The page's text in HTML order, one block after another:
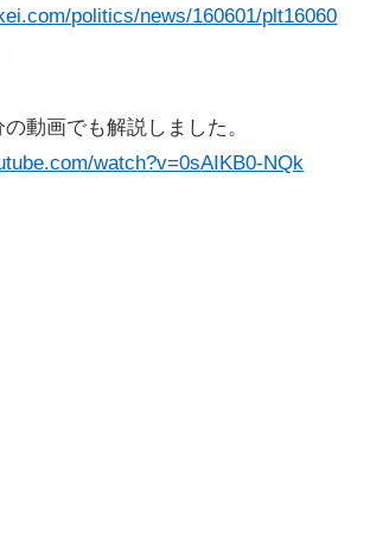
politics/news/160601/plt16060
動画でも解説しました。
watch?v=0sAIKB0-NQk